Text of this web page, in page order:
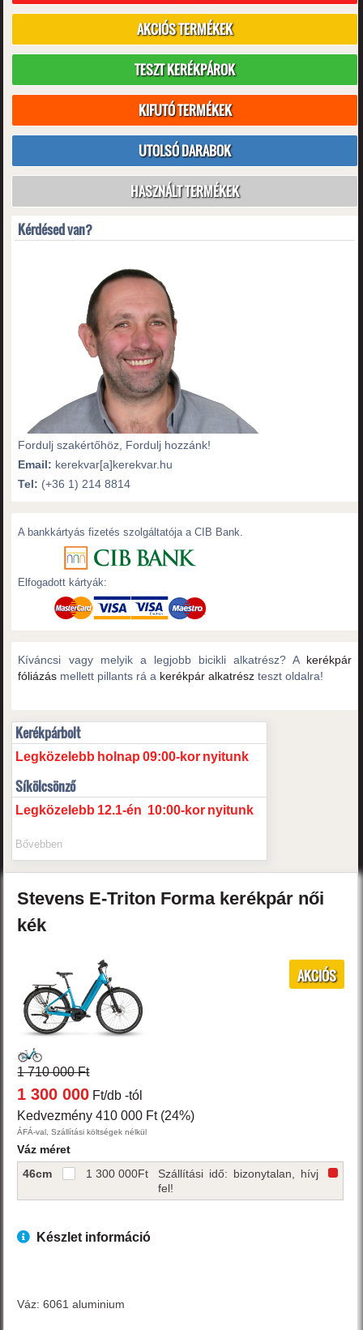
AKCIÓS TERMÉKEK
TESZT KERÉKPÁROK
KIFUTÓ TERMÉKEK
UTOLSÓ DARABOK
HASZNÁLT TERMÉKEK
Kérdésed van?
Fordulj szakértőhöz, Fordulj hozzánk!
Email: kerekvar[a]kerekvar.hu
Tel: (+36 1) 214 8814
A bankkártyás fizetés szolgáltatója a CIB Bank.
Elfogadott kártyák:
Kíváncsi vagy melyik a legjobb bicikli alkatrész? A kerékpár
fóliázás mellett pillants rá a kerékpár alkatrész teszt oldalra!
Kerékpárbolt
Legközelebb holnap 09:00-kor nyitunk
Síkölcsönző
Legközelebb 12.1-én 10:00-kor nyitunk
Bővebben
Stevens E-Triton Forma kerékpár női
kék
AKCIÓS
1 710 000 Ft
1 300 000 Ft/db -tól
Kedvezmény 410 000 Ft (24%)
ÁFÁ-val, Szállítási költségek nélkül
Váz méret
46cm
1 300 000Ft
Szállítási idő: bizonytalan, hívj
fel!
Készlet információ
Váz: 6061 aluminium